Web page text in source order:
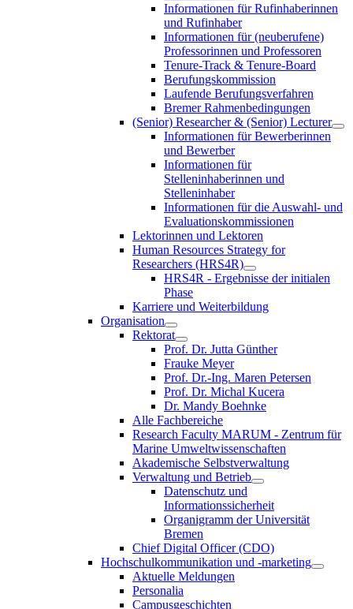
Informationen für Rufinhaberinnen
und Rufinhaber
Informationen für (neuberufene)
Professorinnen und Professoren
Tenure-Track & Tenure-Board
Berufungskommission
Laufende Berufungsverfahren
Bremer Rahmenbedingungen
(Senior) Researcher & (Senior) Lecturer
Informationen für Bewerberinnen
und Bewerber
Informationen für
Stelleninhaberinnen und
Stelleninhaber
Informationen für die Auswahl- und
Evaluationskommissionen
Lektorinnen und Lektoren
Human Resources Strategy for
Researchers (HRS4R)
HRS4R - Ergebnisse der initialen
Phase
Karriere und Weiterbildung
Organisation
Rektorat
Prof. Dr. Jutta Günther
Frauke Meyer
Prof. Dr.-Ing. Maren Petersen
Prof. Dr. Michal Kucera
Dr. Mandy Boehnke
Alle Fachbereiche
Research Faculty MARUM - Zentrum für
Marine Umweltwissenschaften
Akademische Selbstverwaltung
Verwaltung und Betrieb
Datenschutz und
Informationssicherheit
Organigramm der Universität
Bremen
Chief Digital Officer (CDO)
Hochschulkommunikation und -marketing
Aktuelle Meldungen
Personalia
Campusgeschichten